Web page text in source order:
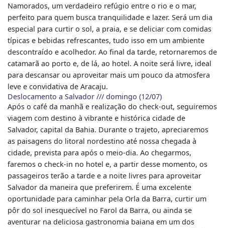
Namorados, um verdadeiro refúgio entre o rio e o mar,
perfeito para quem busca tranquilidade e lazer. Será um dia
especial para curtir o sol, a praia, e se deliciar com comidas
típicas e bebidas refrescantes, tudo isso em um ambiente
descontraído e acolhedor. Ao final da tarde, retornaremos de
catamarã ao porto e, de lá, ao hotel. A noite será livre, ideal
para descansar ou aproveitar mais um pouco da atmosfera
leve e convidativa de Aracaju.
Deslocamento a Salvador /// domingo (12/07)
Após o café da manhã e realização do check-out, seguiremos
viagem com destino à vibrante e histórica cidade de
Salvador, capital da Bahia. Durante o trajeto, apreciaremos
as paisagens do litoral nordestino até nossa chegada à
cidade, prevista para após o meio-dia. Ao chegarmos,
faremos o check-in no hotel e, a partir desse momento, os
passageiros terão a tarde e a noite livres para aproveitar
Salvador da maneira que preferirem. É uma excelente
oportunidade para caminhar pela Orla da Barra, curtir um
pôr do sol inesquecível no Farol da Barra, ou ainda se
aventurar na deliciosa gastronomia baiana em um dos